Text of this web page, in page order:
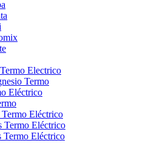
Electrico
Termo
Eléctrico
Termo Eléctrico
Termo Eléctrico
Termo Eléctrico